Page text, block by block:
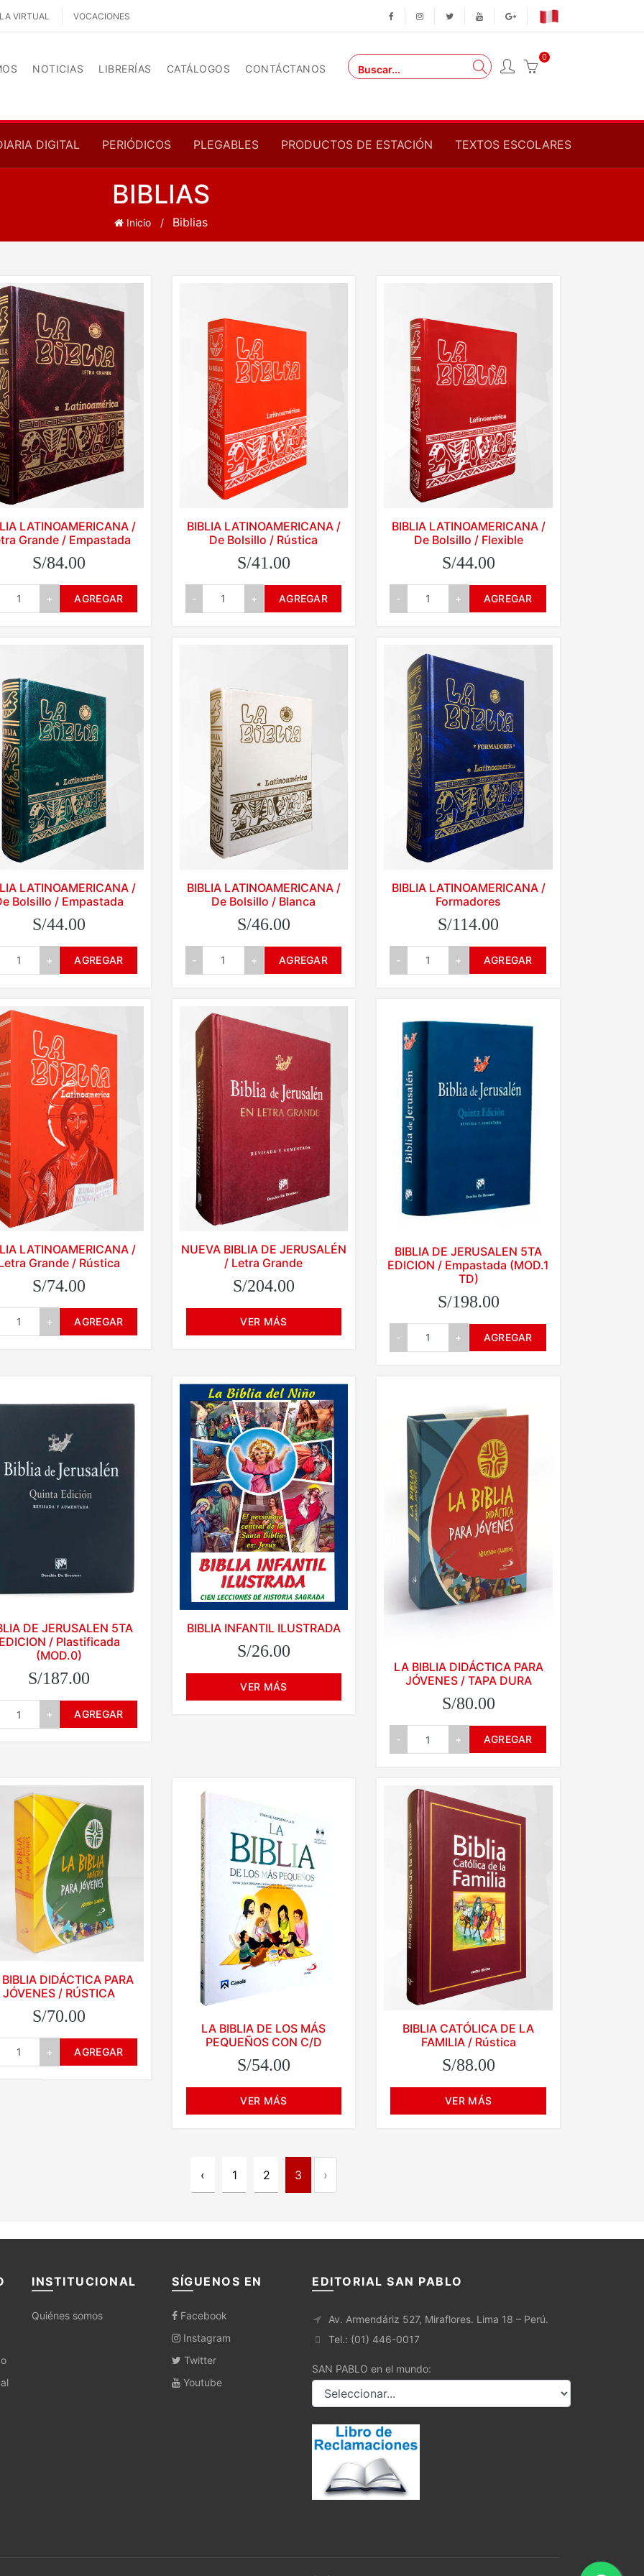
VIRTUAL VOCACIONES
NOTICIAS LIBRERÍAS CATÁLOGOS CONTÁCTANOS
0
DIGITAL PERIÓDICOS PLEGABLES PRODUCTOS DE ESTACIÓN TEXTOS ESCOLARES
BIBLIAS
Inicio Biblias
LATINOAMERICANA /
Grande / Empastada
S/84.00
+ AGREGAR
BIBLIA LATINOAMERICANA /
De Bolsillo / Rústica
S/41.00
- + AGREGAR
BIBLIA LATINOAMERICANA /
De Bolsillo / Flexible
S/44.00
- + AGREGAR
LATINOAMERICANA /
Bolsillo / Empastada
S/44.00
+ AGREGAR
BIBLIA LATINOAMERICANA /
De Bolsillo / Blanca
S/46.00
- + AGREGAR
BIBLIA LATINOAMERICANA /
Formadores
S/114.00
- + AGREGAR
LATINOAMERICANA /
Grande / Rústica
S/74.00
+ AGREGAR
NUEVA BIBLIA DE JERUSALÉN
/ Letra Grande
S/204.00
VER MÁS
BIBLIA DE JERUSALEN 5TA
EDICION / Empastada (MOD.1
TD)
S/198.00
- + AGREGAR
DE JERUSALEN 5TA
/ Plastificada
(MOD.0)
S/187.00
+ AGREGAR
BIBLIA INFANTIL ILUSTRADA
S/26.00
VER MÁS
LA BIBLIA DIDÁCTICA PARA
JÓVENES / TAPA DURA
S/80.00
- + AGREGAR
DIDÁCTICA PARA
JÓVENES / RÚSTICA
S/70.00
+ AGREGAR
LA BIBLIA DE LOS MÁS
PEQUEÑOS CON C/D
S/54.00
VER MÁS
BIBLIA CATÓLICA DE LA
FAMILIA / Rústica
S/88.00
VER MÁS
‹ 1 2 3 ›
INSTITUCIONAL
Quiénes somos
SÍGUENOS EN
Facebook
Instagram
Twitter
Youtube
EDITORIAL SAN PABLO
Av. Armendáriz 527, Miraflores. Lima 18 – Perú.
Tel.: (01) 446-0017
SAN PABLO en el mundo: